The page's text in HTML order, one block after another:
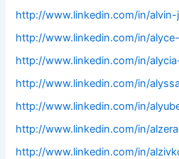
http://www.linkedin.com/in/
http://www.linkedin.com/in/
http://www.linkedin.com/in/
http://www.linkedin.com/in/
http://www.linkedin.com/in/
http://www.linkedin.com/in/
http://www.linkedin.com/in/